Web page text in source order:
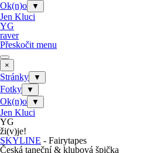
Ok(n)o ▼
Jen Kluci
YG
raver
Přeskočit menu
×
Stránky ▼
Fotky ▼
Ok(n)o ▼
Jen Kluci
YG
ži(v)je!
SKYLINE - Fairytapes
Česká taneční & klubová špička